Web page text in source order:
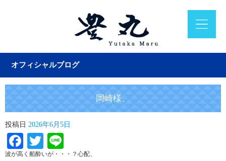
オフィシャルブログ
岡崎様、
投稿日 2026年6月5日
Facebook
Twitter
波が高く船酔いが・・・？心配、